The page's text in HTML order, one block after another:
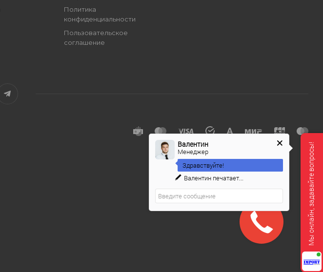
Политика
конфиденциальности
Пользовательское
соглашение
Мы онлайн, задавайте вопросы!
Валентин
Менеджер
Здравствуйте!
Валентин печатает...